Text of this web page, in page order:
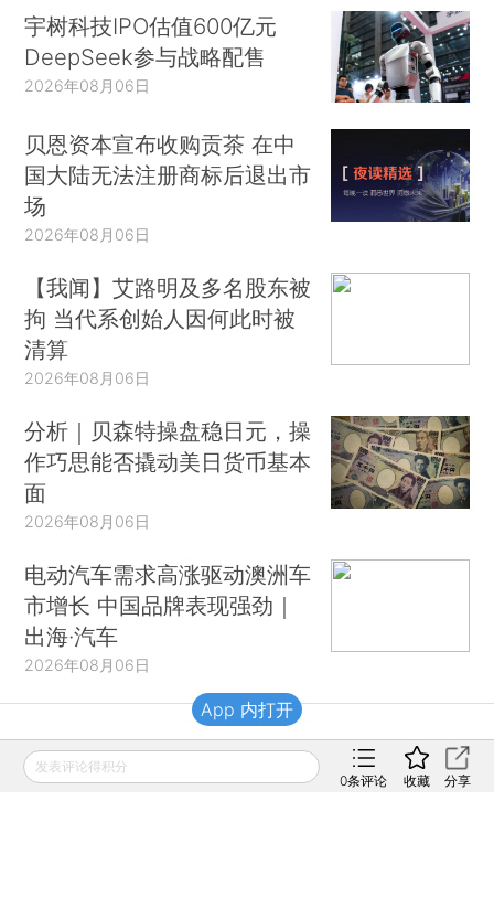
宇树科技IPO估值600亿元
DeepSeek参与战略配售
2026年08月06日
贝恩资本宣布收购贡茶 在中
国大陆无法注册商标后退出市
场
2026年08月06日
【我闻】艾路明及多名股东被
拘 当代系创始人因何此时被
清算
2026年08月06日
分析｜贝森特操盘稳日元，操
作巧思能否撬动美日货币基本
面
2026年08月06日
电动汽车需求高涨驱动澳洲车
市增长 中国品牌表现强劲｜
出海·汽车
2026年08月06日
财新移动
发表评论得积分
0条评论 收藏 分享
App 内打开